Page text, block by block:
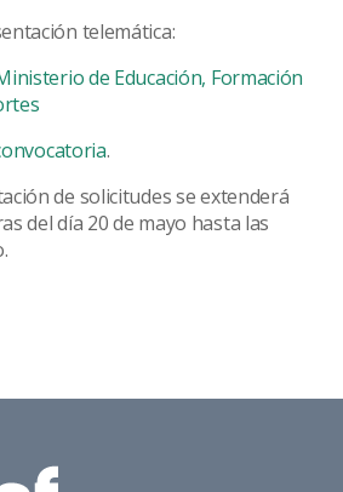
telemática:
de Educación, Formación
.
de solicitudes se extenderá
del día 20 de mayo hasta las